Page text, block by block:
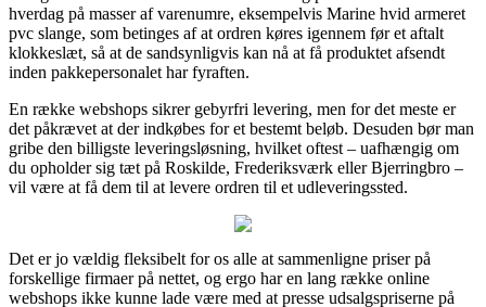
hverdag på masser af varenumre, eksempelvis Marine hvid armeret
pvc slange, som betinges af at ordren køres igennem før et aftalt
klokkeslæt, så at de sandsynligvis kan nå at få produktet afsendt
inden pakkepersonalet har fyraften.
En række webshops sikrer gebyrfri levering, men for det meste er
det påkrævet at der indkøbes for et bestemt beløb. Desuden bør man
gribe den billigste leveringsløsning, hvilket oftest – uafhængig om
du opholder sig tæt på Roskilde, Frederiksværk eller Bjerringbro –
vil være at få dem til at levere ordren til et udleveringssted.
Det er jo vældig fleksibelt for os alle at sammenligne priser på
forskellige firmaer på nettet, og ergo har en lang række online
webshops ikke kunne lade være med at presse udsalgspriserne på